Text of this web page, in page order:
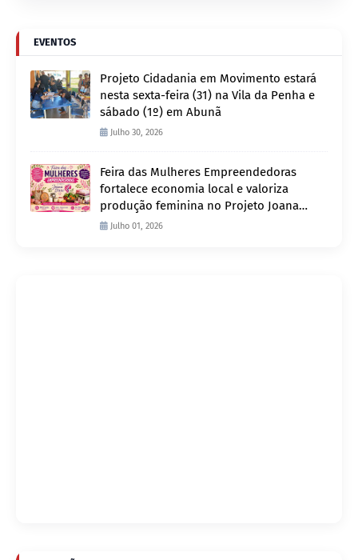
EVENTOS
Projeto Cidadania em Movimento estará
nesta sexta-feira (31) na Vila da Penha e
sábado (1º) em Abunã
Julho 30, 2026
Feira das Mulheres Empreendedoras
fortalece economia local e valoriza
produção feminina no Projeto Joana
D’Arc
Julho 01, 2026